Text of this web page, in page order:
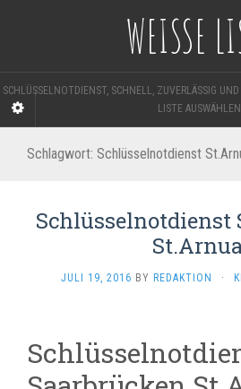
WEISSE
SCHLÜSSELNOTDIENST, SCHNELL, ZUVERLÄSSIG UND
ISTE AUSWÄHLEN.
Schlagwort: Schlüsselnotdienst
Schlüsselnotdienst
JULI 19, 2016 BY REDAKTION ·